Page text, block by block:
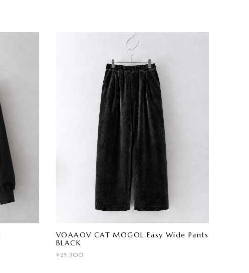
VOAAOV CAT MOGOL Easy Wide Pants
BLACK
¥25,300